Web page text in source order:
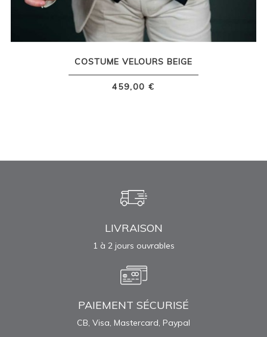
COSTUME VELOURS BEIGE
459,00 €
LIVRAISON
1 à 2 jours ouvrables
PAIEMENT SÉCURISÉ
CB, Visa, Mastercard, Paypal